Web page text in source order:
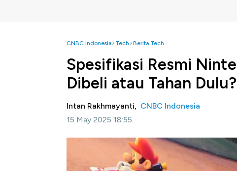
CNBC Indonesia Tech Berita Tech
Spesifikasi Resmi
Dibeli atau Tahan Dulu?
Intan Rakhmayanti, CNBC Indonesia
15 May 2025 18:55